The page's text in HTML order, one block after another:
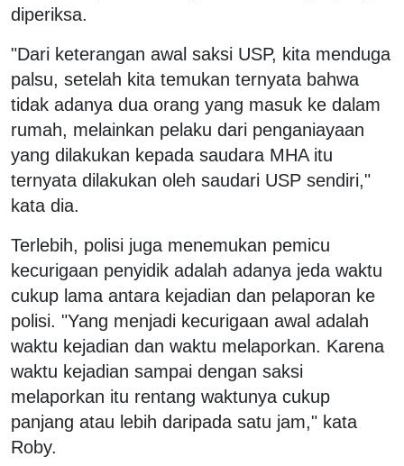
diperiksa.
"Dari keterangan awal saksi USP, kita menduga
palsu, setelah kita temukan ternyata bahwa
tidak adanya dua orang yang masuk ke dalam
rumah, melainkan pelaku dari penganiayaan
yang dilakukan kepada saudara MHA itu
ternyata dilakukan oleh saudari USP sendiri,"
kata dia.
Terlebih, polisi juga menemukan pemicu
kecurigaan penyidik adalah adanya jeda waktu
cukup lama antara kejadian dan pelaporan ke
polisi. "Yang menjadi kecurigaan awal adalah
waktu kejadian dan waktu melaporkan. Karena
waktu kejadian sampai dengan saksi
melaporkan itu rentang waktunya cukup
panjang atau lebih daripada satu jam," kata
Roby.